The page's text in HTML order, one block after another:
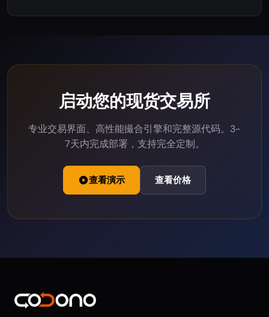
启动您的现货交易所
专业交易界面、高性能撮合引擎和完整源代码。3-
7天内完成部署，支持完全定制。
查看演示 查看价格